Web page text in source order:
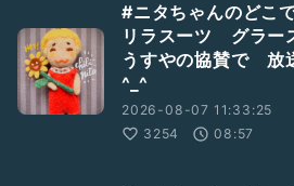
#ニタちゃんのどこ
リラスーツ グラ
うすやの協賛で 放
^_^
2026-08-07 11:33:25
3254
08:57